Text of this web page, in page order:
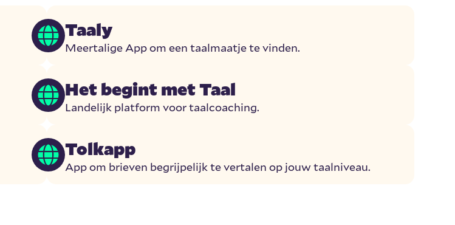
Taaly
Meertalige App om een taalmaatje te vinden.
Het begint met Taal
Landelijk platform voor taalcoaching.
Tolkapp
App om brieven begrijpelijk te vertalen op jouw taalniveau.